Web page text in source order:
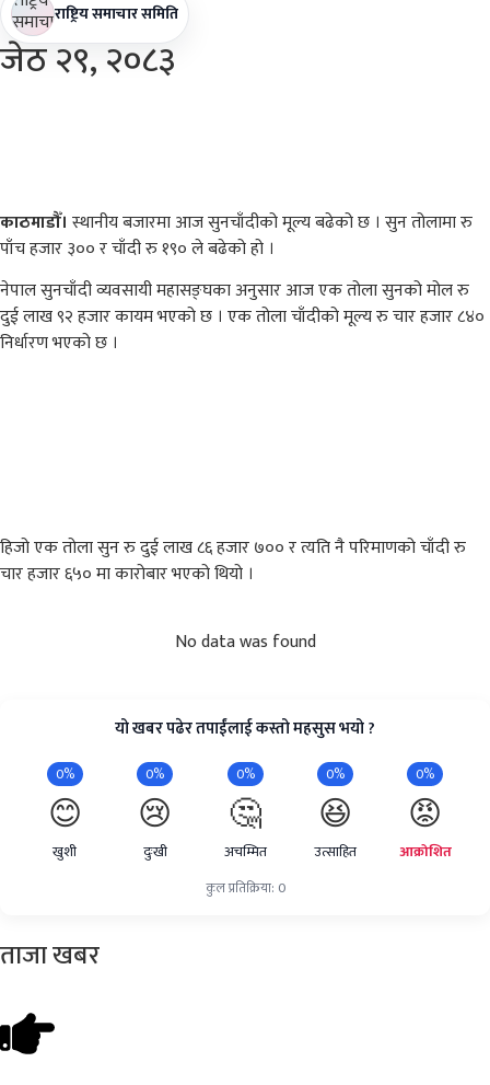
राष्ट्रिय समाचार समिति
जेठ२९, २०८३
काठमाडौँ। स्थानीय बजारमा आज सुनचाँदीको मूल्य बढेको छ । सुन तोलामा रु
पाँच हजार ३०० र चाँदी रु १९० ले बढेको हो ।
नेपाल सुनचाँदी व्यवसायी महासङ्घका अनुसार आज एक तोला सुनको मोल रु
दुई लाख ९२ हजार कायम भएको छ । एक तोला चाँदीको मूल्य रु चार हजार ८४०
निर्धारण भएको छ ।
हिजो एक तोला सुन रु दुई लाख ८६ हजार ७०० र त्यति नै परिमाणको चाँदी रु
चार हजार ६५० मा कारोबार भएको थियो ।
No data was found
यो खबर पढेर तपाईंलाई कस्तो महसुस भयो ?
0%
😊
खुशी
0%
😢
दुःखी
0%
🤔
अचम्मित
0%
😆
उत्साहित
0%
😡
आक्रोशित
कुल प्रतिक्रिया: 0
ताजाखबर